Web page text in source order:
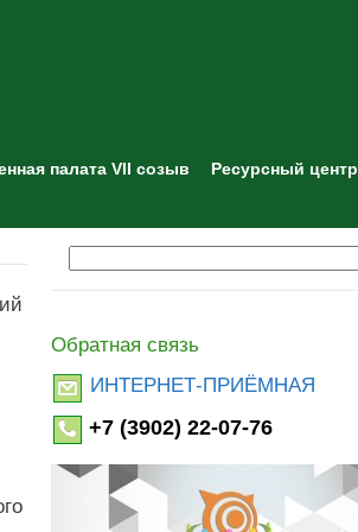
палата VII созыв Ресурсный центр
Обратная связь
ИНТЕРНЕТ-ПРИЁМНАЯ
+7 (3902) 22-07-76